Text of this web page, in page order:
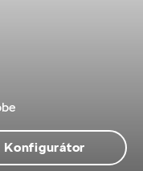
Konfigurátor